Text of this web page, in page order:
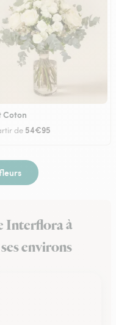
Coton
de 54€95
Interflora à
environs